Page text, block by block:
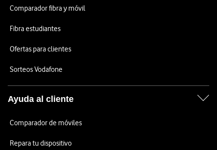
Comparador fibra y móvil
Fibra estudiantes
Ofertas para clientes
Sorteos Vodafone
Ayuda al cliente
Comparador de móviles
Repara tu dispositivo